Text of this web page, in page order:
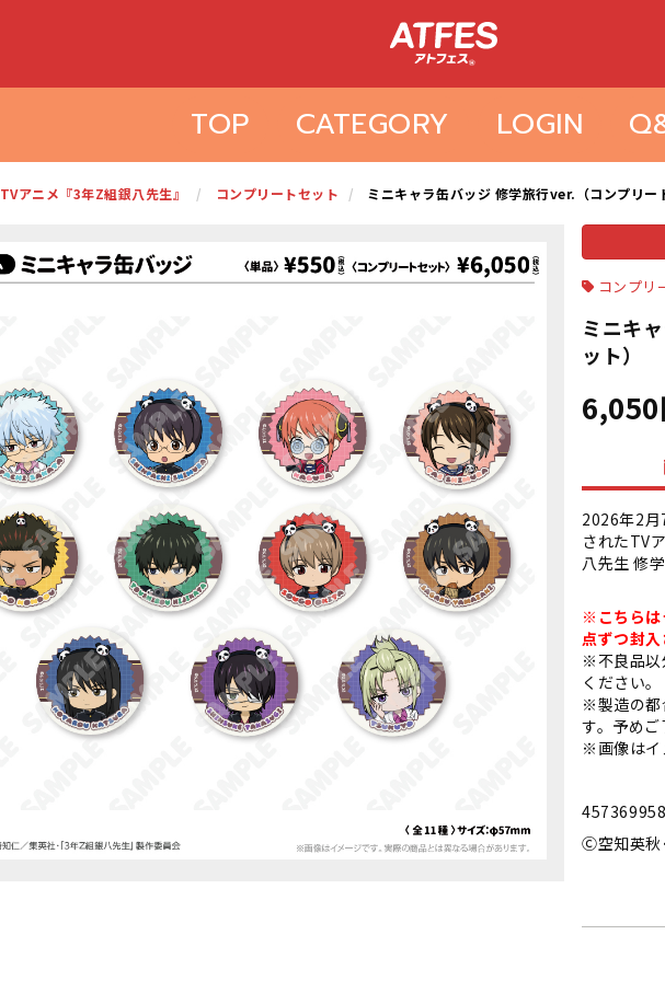
TOP CATEGORY LOGIN
TVアニメ『3年Z組銀八先生』 コンプリートセット ミニキャラ缶バッジ 修学旅行ver.（コンプリー
コンプリ
ミニキ
ット）
6,050
2026年2
されたTV
八先生 修
※こちらは
点ずつ封入
※不良品以
ください。
※製造の都
す。予めご
※画像はイ
Ⓒ空知英秋